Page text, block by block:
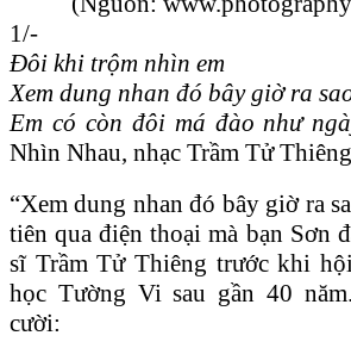
1/-
Đôi khi trộm nhìn em
Xem dung nhan đó bây giờ ra
Em có còn đôi má đào như
Nhìn Nhau, nhạc Trầm Tử
“Xem dung nhan đó bây giờ ra
tiên qua điện thoại mà bạn Sơn
sĩ Trầm Tử Thiêng trước khi
học Tường Vi sau gần 40
cười: